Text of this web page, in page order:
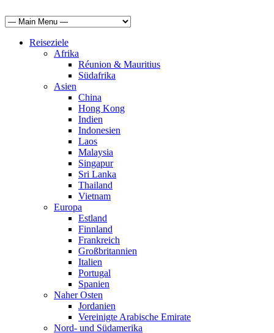
Reiseziele
Afrika
Réunion & Mauritius
Südafrika
Asien
China
Hong Kong
Indien
Indonesien
Laos
Malaysia
Singapur
Sri Lanka
Thailand
Vietnam
Europa
Estland
Finnland
Frankreich
Großbritannien
Italien
Portugal
Spanien
Naher Osten
Jordanien
Vereinigte Arabische Emirate
Nord- und Südamerika